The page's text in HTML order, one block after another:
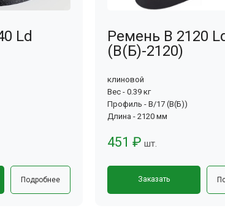
Ld
Подробнее
Ремень B 2120
(В(Б)-2120)
клиновой
Вес - 0.39 кг
Профиль - B/17 (B(Б))
Длина - 2120 мм
451 ₽ шт.
Заказать